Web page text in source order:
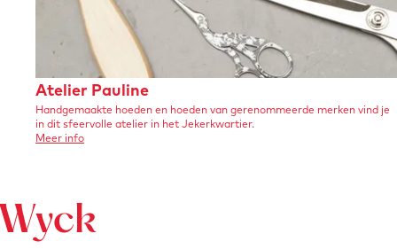
a
w
-
a
o
t
e
b
e
g
r
o
t
e
a
r
a
D
e
u
x
e
u
x
Atelier Pauline
Handgemaakte hoeden en hoeden van gerenommeerde merken vind je
in dit sfeervolle atelier in het Jekerkwartier.
Meer infoo
e
A
t
e
e
r